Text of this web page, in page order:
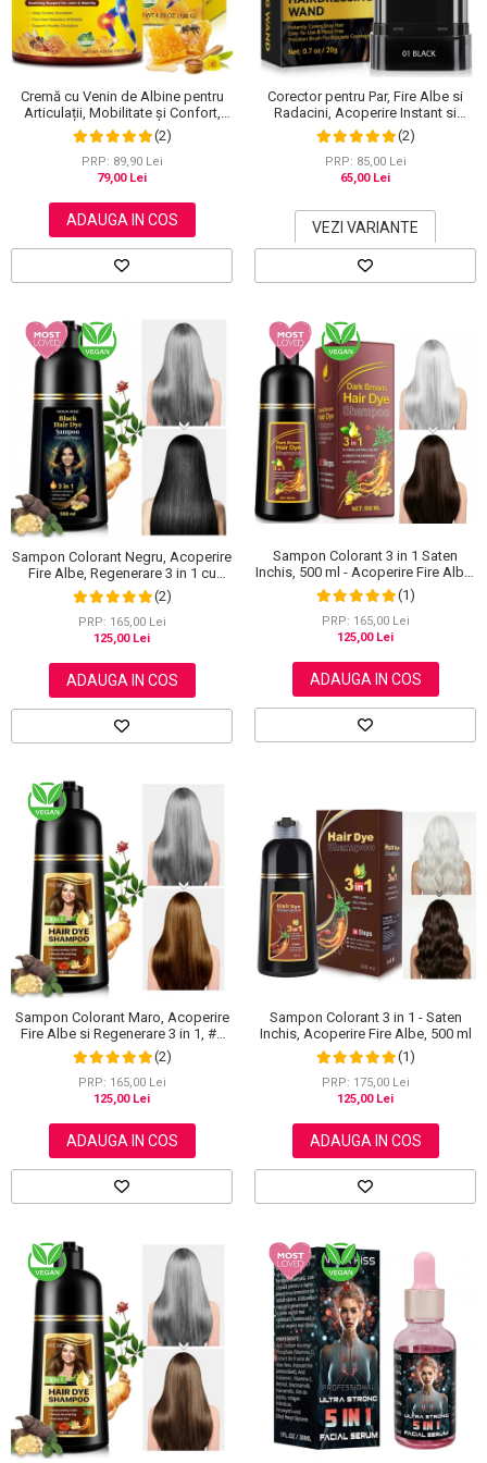
Scrub / Balsam de buze
Netestate pe Animale
Cremă cu Venin de Albine pentru
Articulații, Mobilitate și Confort,
120 g
(2)
PRP: 89,90 Lei
79,00 Lei
ADAUGA IN COS
Corector pentru Par, Fire Albe si
Radacini, Acoperire Instant si
Rezistenta la Transfer, 20 g
(2)
PRP: 85,00 Lei
65,00 Lei
VEZI VARIANTE
Sampon Colorant Negru, Acoperire
Fire Albe, Regenerare 3 in 1 cu
Ghimbir, 500 ml
(2)
PRP: 165,00 Lei
125,00 Lei
ADAUGA IN COS
Sampon Colorant 3 in 1 Saten
Inchis, 500 ml - Acoperire Fire Albe,
Hranire si Anti-Cadere
(1)
PRP: 165,00 Lei
125,00 Lei
ADAUGA IN COS
Sampon Colorant Maro, Acoperire
Fire Albe si Regenerare 3 in 1, #2
Brown, 500 ml
(2)
PRP: 165,00 Lei
125,00 Lei
ADAUGA IN COS
Sampon Colorant 3 in 1 - Saten
Inchis, Acoperire Fire Albe, 500 ml
(1)
PRP: 175,00 Lei
125,00 Lei
ADAUGA IN COS